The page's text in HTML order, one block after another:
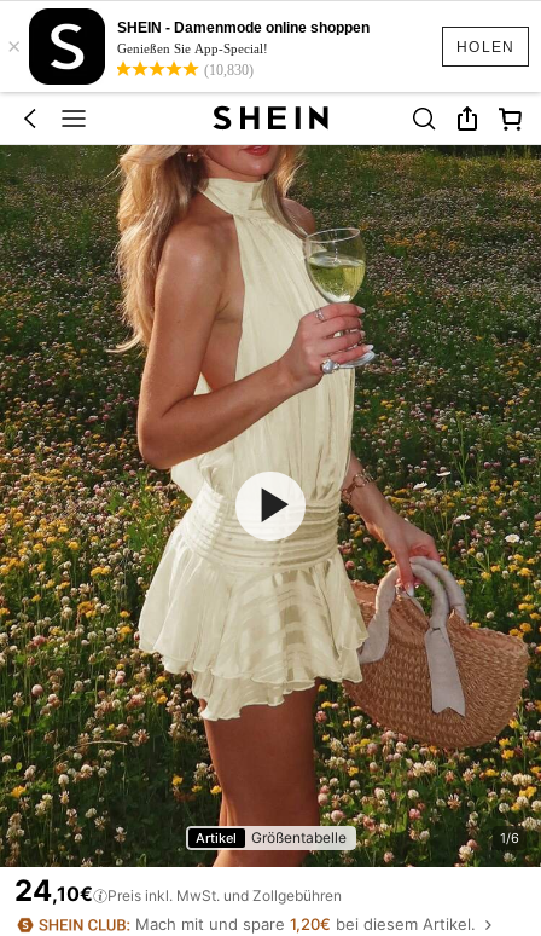
HOLEN
×
SHEIN - Damenmode online shoppen
Genießen Sie App-Special!
(10,830)
Artikel Größentabelle 1/6
24,10€ Preis inkl. MwSt. und Zollgebühren
Mach mit und spare1,20€ bei diesem Artikel.